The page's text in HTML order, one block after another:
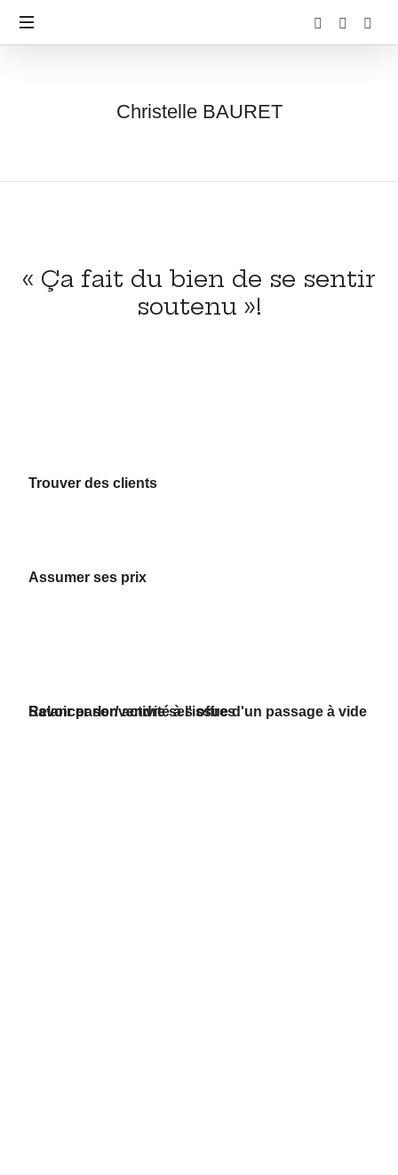
Christelle BAURET
« Ça fait du bien de se sentir
soutenu »!
Trouver des clients
Assumer ses prix
Savoir parler/vendre ses offres
Relancer son activité à l'issue d'un passage à vide